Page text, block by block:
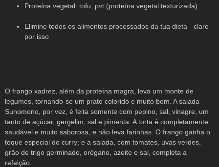
Proteína vegetal: tofu, pvt (proteína vegetal texturizada)
Elimine todos os alimentos processados da tua dieta - claro
por isso
O frango xadrez, além da proteína magra, leva um monte de
legumes, tornando-se um prato colorido e muito bom. A salada
Sunomono, por vez, é feita somente com pepino, sal, vinagre, um
tanto de açúcar, gergelim, sal e pimenta. A torta é completamente
saudável e muito saborosa, e não leva farinhas. O frango ganha o
toque especial do curry; e a salada, com tomates, uvas verdes,
grão de trigo germinado, orégano, azeite e sal, completa a
refeição.